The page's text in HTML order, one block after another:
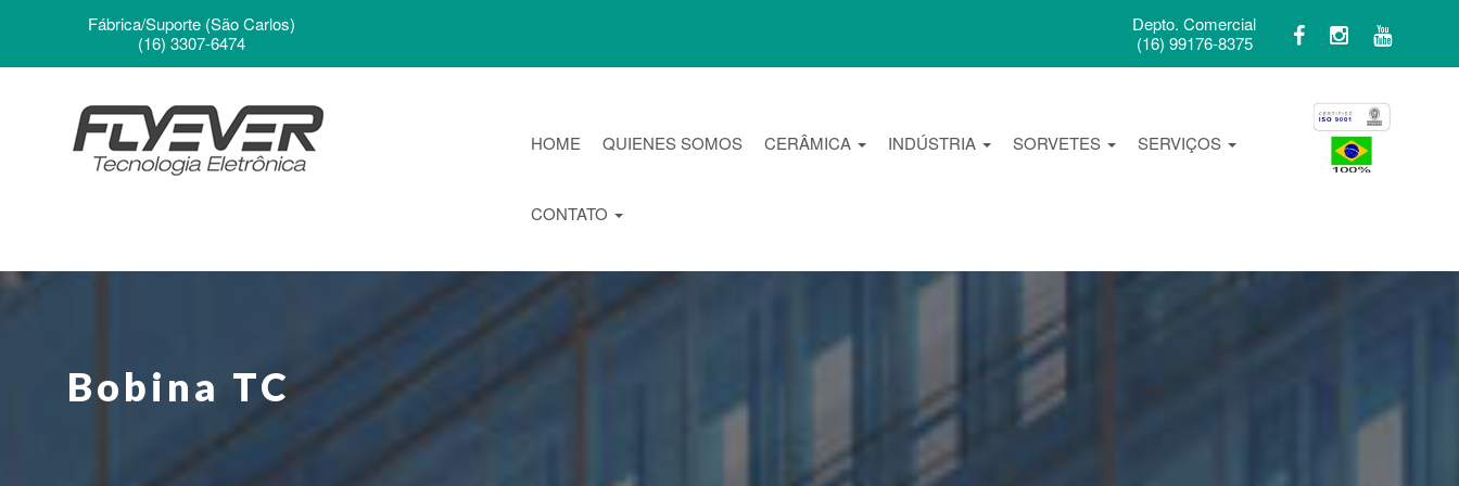
Fábrica/Suporte (São Carlos)
(16) 3307-6474
Depto. Comercial
(16) 99176-8375
HOME QUIENES SOMOS CERÂMICA INDÚSTRIA SORVETES SERVIÇOS
CONTATO
Bobina TC